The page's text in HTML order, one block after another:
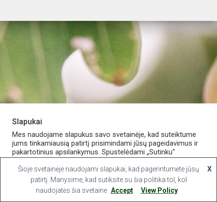
PARDUOTUVĖ APIE VAISTINĘ MANO PASKYRA
KONTAKTAI
Hestia | Developed byThemeIsle
Slapukai
Mes naudojame slapukus savo svetainėje, kad suteiktume
jums tinkamiausią patirtį prisimindami jūsų pageidavimus ir
pakartotinius apsilankymus. Spustelėdami „Sutinku“
sutinkate naudoti VISUS slapukus.
Slapukų nustatymai Sutinku
Šioje svetainėje naudojami slapukai, kad pagerintumėte jūsų
patirtį. Manysime, kad sutiksite su šia politika tol, kol
naudojatės šia svetaine
X
Accept View Policy